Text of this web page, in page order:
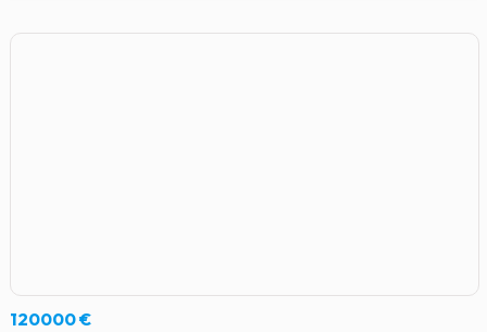
120000 €